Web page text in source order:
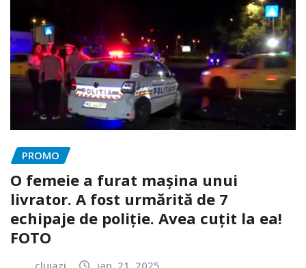
PROMO
O femeie a furat mașina unui
livrator. A fost urmărită de 7
echipaje de poliție. Avea cuțit la ea!
FOTO